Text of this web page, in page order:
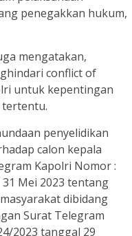
penegakkan hukum,
mengatakan,
conflict of
untuk kepentingan
tertentu.
penyelidikan
calon kepala
Kapolri Nomor :
31 Mei 2023 tentang
dibidang
Surat Telegram
2023 tanggal 29